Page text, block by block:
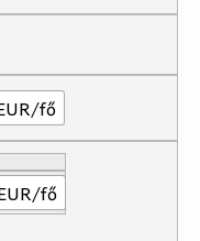
fő
fő